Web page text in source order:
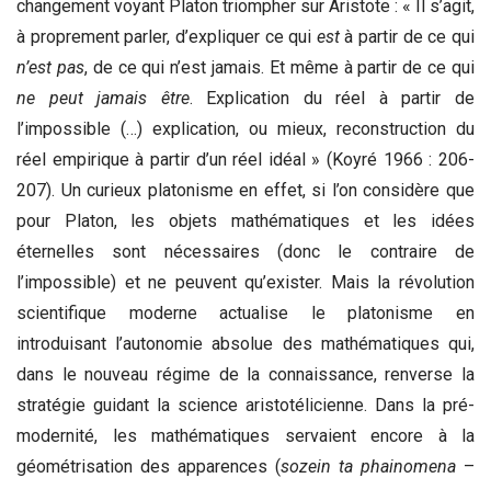
changement voyant Platon triompher sur Aristote : « Il s’agit,
à proprement parler, d’expliquer ce qui està partir de ce qui
n’est pas, de ce qui n’est jamais. Et même à partir de ce qui
ne peut jamais être. Explication du réel à partir de
l’impossible (…) explication, ou mieux, reconstruction du
réel empirique à partir d’un réel idéal » (Koyré 1966 : 206-
207). Un curieux platonisme en effet, si l’on considère que
pour Platon, les objets mathématiques et les idées
éternelles sont nécessaires (donc le contraire de
l’impossible) et ne peuvent qu’exister. Mais la révolution
scientifique moderne actualise le platonisme en
introduisant l’autonomie absolue des mathématiques qui,
dans le nouveau régime de la connaissance, renverse la
stratégie guidant la science aristotélicienne. Dans la pré-
modernité, les mathématiques servaient encore à la
géométrisation des apparences (sozein ta phainomena –